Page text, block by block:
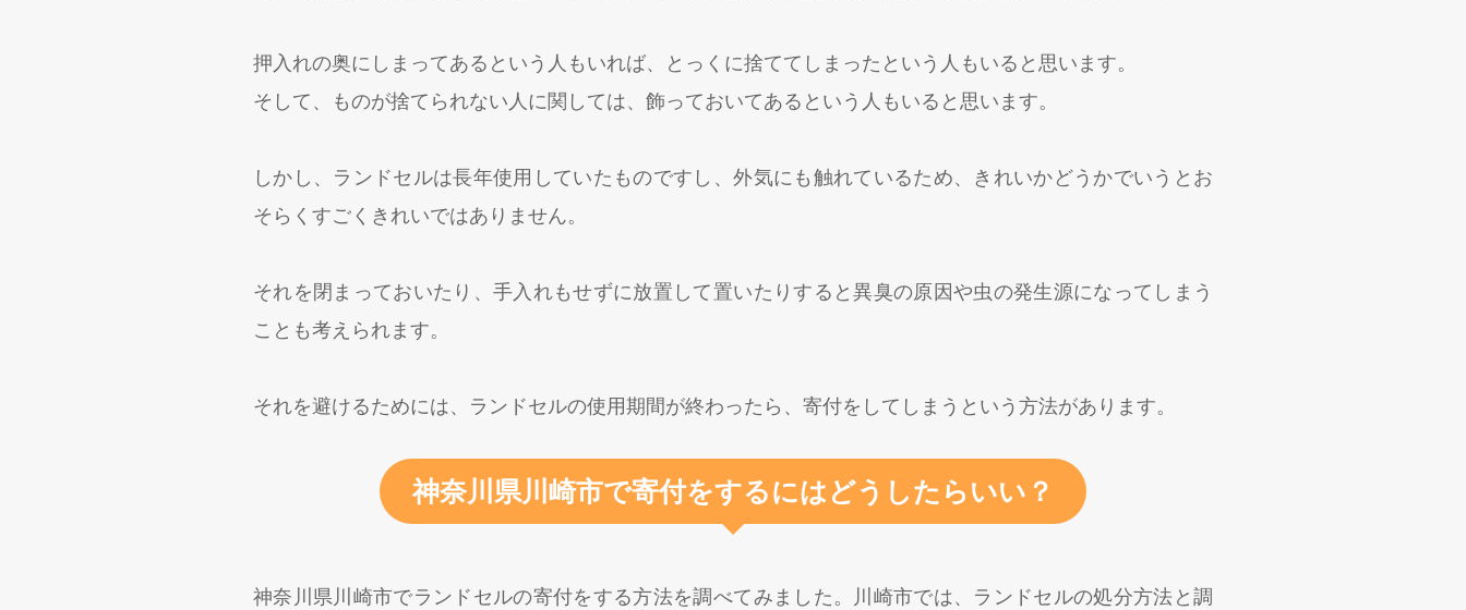
押入れの奥にしまってあるという人もいれば、とっくに捨ててしまったという人もいると思います。
そして、ものが捨てられない人に関しては、飾っておいてあるという人もいると思います。
しかし、ランドセルは長年使用していたものですし、外気にも触れているため、きれいかどうかでいうとお
そらくすごくきれいではありません。
それを閉まっておいたり、手入れもせずに放置して置いたりすると異臭の原因や虫の発生源になってしまう
ことも考えられます。
それを避けるためには、ランドセルの使用期間が終わったら、寄付をしてしまうという方法があります。
神奈川県川崎市で寄付をするにはどうしたらいい？
神奈川県川崎市でランドセルの寄付をする方法を調べてみました。川崎市では、ランドセルの処分方法と調